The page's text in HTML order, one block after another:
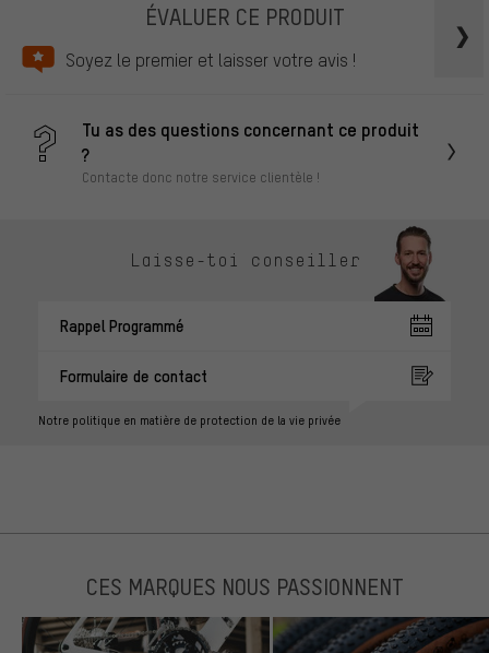
ÉVALUER CE PRODUIT
Soyez le premier et laisser votre avis !
Tu as des questions concernant ce produit
?
Contacte donc notre service clientèle !
Laisse-toi conseiller
Rappel Programmé
Formulaire de contact
Notre politique en matière de protection de la vie privée
CES MARQUES NOUS PASSIONNENT